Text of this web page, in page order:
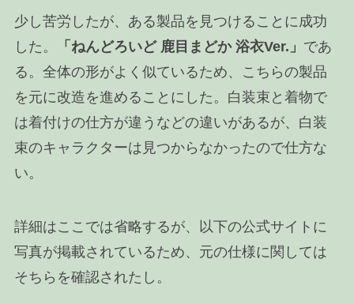
少し苦労したが、ある製品を見つけることに成功
した。
「ねんどろいど 鹿目まどか 浴衣Ver.」 であ
る。全体の形がよく似ているため、こちらの製品
を元に改造を進めることにした。白装束と着物で
は着付けの仕方が違うなどの違いがあるが、白装
束のキャラクターは見つからなかったので仕方な
い。
詳細はここでは省略するが、以下の公式サイトに
写真が掲載されているため、元の仕様に関しては
そちらを確認されたし。